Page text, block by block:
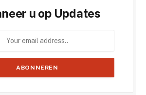
u op Updates